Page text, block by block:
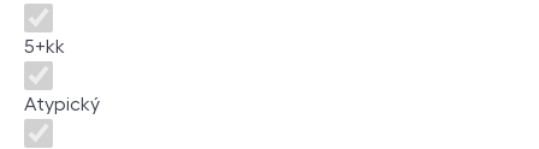
5+kk
Atypický